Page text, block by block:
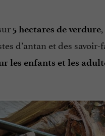
5 hectares de verdure
d’antan et des savoir-
les enfants et les